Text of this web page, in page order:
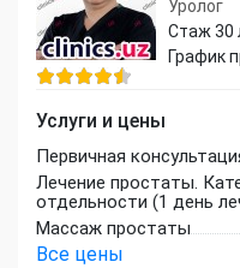
Уролог
Стаж 30
График
Услуги и цены
Первичная
Лечение простаты.
отдельности (1 день
Массаж простаты
Все цены